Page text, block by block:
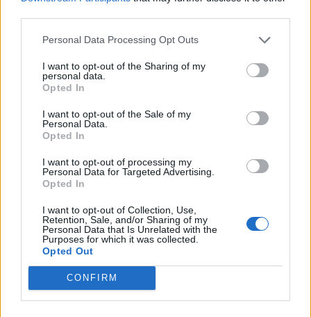
Personal Data Processing Opt Outs
I want to opt-out of the Sharing of my
personal data.
Opted In
I want to opt-out of the Sale of my
Personal Data.
Opted In
I want to opt-out of processing my
Personal Data for Targeted Advertising.
Opted In
I want to opt-out of Collection, Use,
Retention, Sale, and/or Sharing of my
Personal Data that Is Unrelated with the
Purposes for which it was collected.
Opted Out
CONFIRM
DOWNLOAD QR 🠋
Condividi:
Stampa
Correlati